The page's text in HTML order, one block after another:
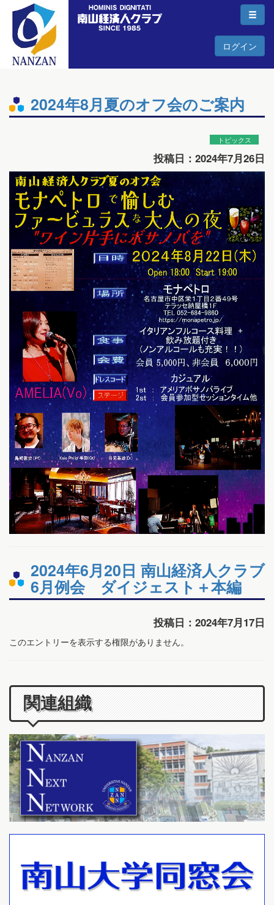
ログイン
2024年8月夏のオフ会のご案内
トピックス
投稿日：2024年7月26日
2024年6月20日 南山経済人クラブ
6月例会 ダイジェスト＋本編
投稿日：2024年7月17日
このエントリーを表示する権限がありません。
関連組織